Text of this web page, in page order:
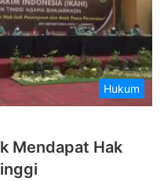
Hukum
Mendapat Hak